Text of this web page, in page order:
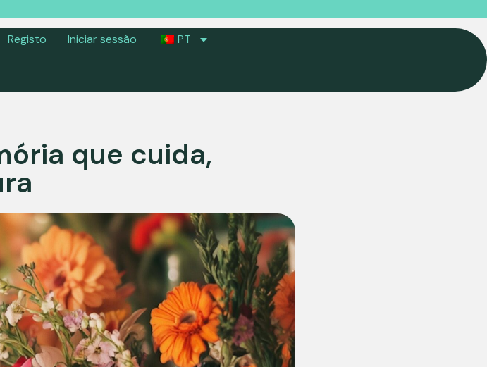
Registo Iniciar sessão PT
que cuida,